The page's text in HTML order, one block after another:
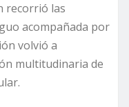
recorrió las
acompañada por
volvió a
multitudinaria de